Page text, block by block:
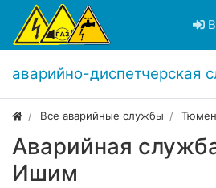
аварийно-диспетчерская
Все аварийные службы
Аварийная
Ишим